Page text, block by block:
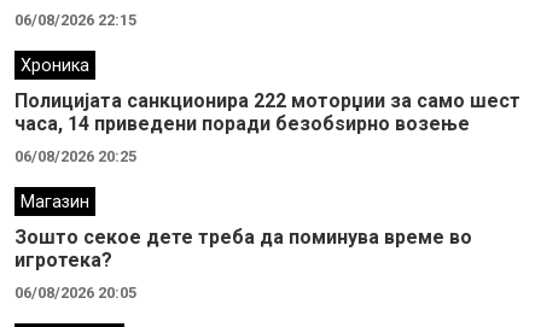
06/08/2026 22:15
Хроника
Полицијата санкционира 222 моторџии за само шест
часа, 14 приведени поради безобѕирно возење
06/08/2026 20:25
Магазин
Зошто секое дете треба да поминува време во
игротека?
06/08/2026 20:05